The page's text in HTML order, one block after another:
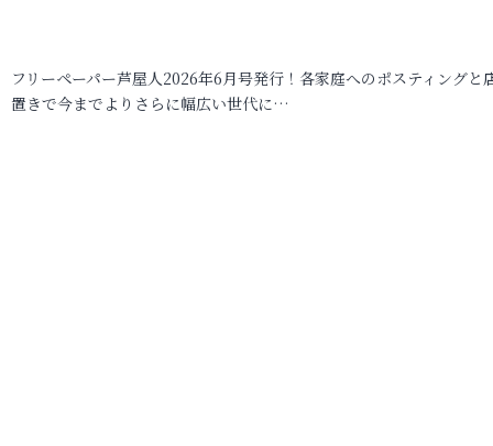
フリーペーパー芦屋人2026年6月号発行！各家庭へのポスティングと
置きで今までよりさらに幅広い世代に…